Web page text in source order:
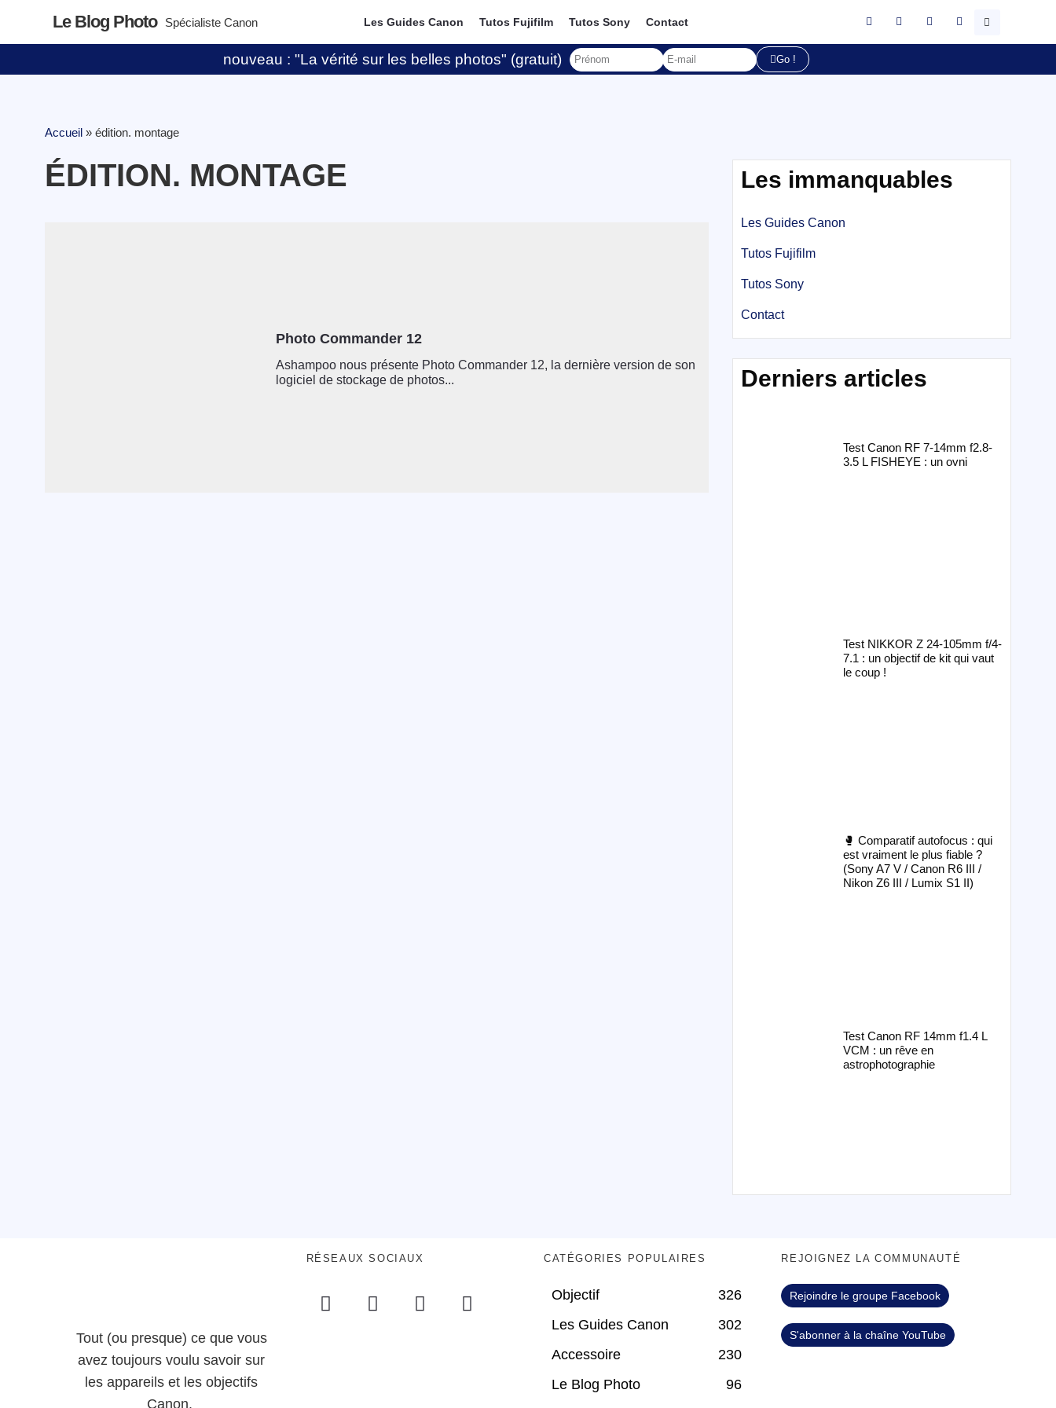
Le Blog Photo Spécialiste Canon Les Guides Canon Tutos Fujifilm Tutos Sony Contact
nouveau : "La vérité sur les belles photos" (gratuit) Go !
Accueil » édition. montage
ÉDITION. MONTAGE
Photo Commander 12
Ashampoo nous présente Photo Commander 12, la dernière version de son
logiciel de stockage de photos...
Les immanquables
Les Guides Canon
Tutos Fujifilm
Tutos Sony
Contact
Derniers articles
Test Canon RF 7-14mm f2.8-
3.5 L FISHEYE : un ovni
Test NIKKOR Z 24-105mm f/4-
7.1 : un objectif de kit qui vaut
le coup !
🥊 Comparatif autofocus : qui
est vraiment le plus fiable ?
(Sony A7 V / Canon R6 III /
Nikon Z6 III / Lumix S1 II)
Test Canon RF 14mm f1.4 L
VCM : un rêve en
astrophotographie
Tout (ou presque) ce que vous
avez toujours voulu savoir sur
les appareils et les objectifs
Canon.
RÉSEAUX SOCIAUX CATÉGORIES POPULAIRES
Objectif
326
Les Guides Canon
302
Accessoire
230
Le Blog Photo
96
REJOIGNEZ LA COMMUNAUTÉ
Rejoindre le groupe Facebook
S'abonner à la chaîne YouTube